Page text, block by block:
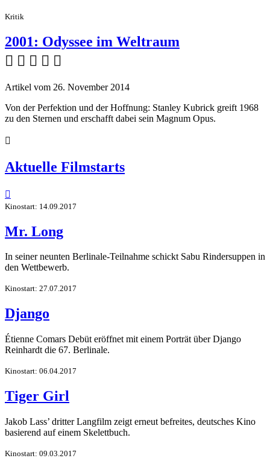
Kritik
2001: Odyssee im Weltraum
    
Artikel vom 26. November 2014
Von der Perfektion und der Hoffnung: Stanley Kubrick greift 1968
zu den Sternen und erschafft dabei sein Magnum Opus.

Aktuelle Filmstarts

Kinostart: 14.09.2017
Mr. Long
In seiner neunten Berlinale-Teilnahme schickt Sabu Rindersuppen in
den Wettbewerb.
Kinostart: 27.07.2017
Django
Étienne Comars Debüt eröffnet mit einem Porträt über Django
Reinhardt die 67. Berlinale.
Kinostart: 06.04.2017
Tiger Girl
Jakob Lass’ dritter Langfilm zeigt erneut befreites, deutsches Kino
basierend auf einem Skelettbuch.
Kinostart: 09.03.2017